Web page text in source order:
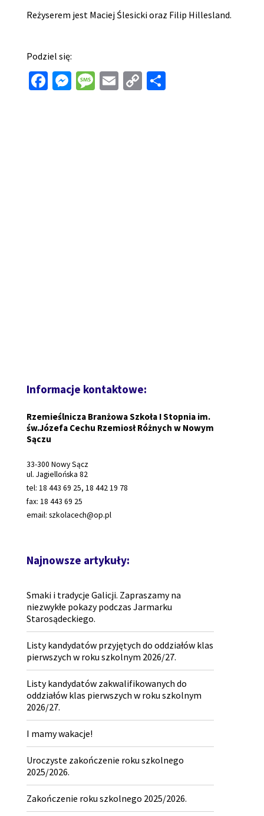
Reżyserem jest Maciej Ślesicki oraz Filip Hillesland.
Podziel się:
Facebook
Messenger
Message
Email
CopyShare
Informacje kontaktowe:
Rzemieślnicza Branżowa Szkoła I Stopnia im.
św.Józefa Cechu Rzemiosł Różnych w Nowym
Sączu
33-300 Nowy Sącz
ul. Jagiellońska 82
tel: 18 443 69 25, 18 442 19 78
fax: 18 443 69 25
email: szkolacech@op.pl
Najnowsze artykuły:
Smaki i tradycje Galicji. Zapraszamy na
niezwykłe pokazy podczas Jarmarku
Starosądeckiego.
Listy kandydatów przyjętych do oddziałów klas
pierwszych w roku szkolnym 2026/27.
Listy kandydatów zakwalifikowanych do
oddziałów klas pierwszych w roku szkolnym
2026/27.
I mamy wakacje!
Uroczyste zakończenie roku szkolnego
2025/2026.
Zakończenie roku szkolnego 2025/2026.